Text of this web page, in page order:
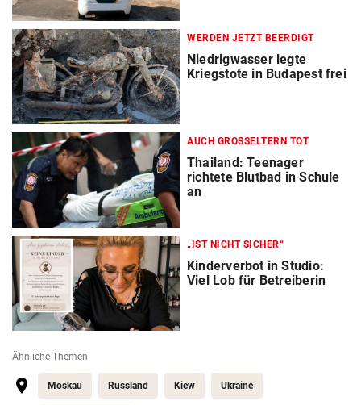
WERDEN JETZT BEERDIGT
Niedrigwasser legte
Kriegstote in Budapest frei
AUCH GROSSELTERN TOT
Thailand: Teenager
richtete Blutbad in Schule
an
„IST NICHT SICHER“
Kinderverbot in Studio:
Viel Lob für Betreiberin
Ähnliche Themen
Moskau Russland Kiew Ukraine